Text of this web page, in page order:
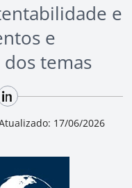
e
e
temas
17/06/2026